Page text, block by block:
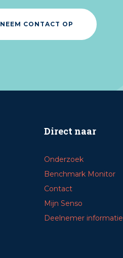
NEEM CONTACT OP
Direct naar
Onderzoek
Benchmark Monitor
Contact
Mijn Senso
Deelnemer informatie